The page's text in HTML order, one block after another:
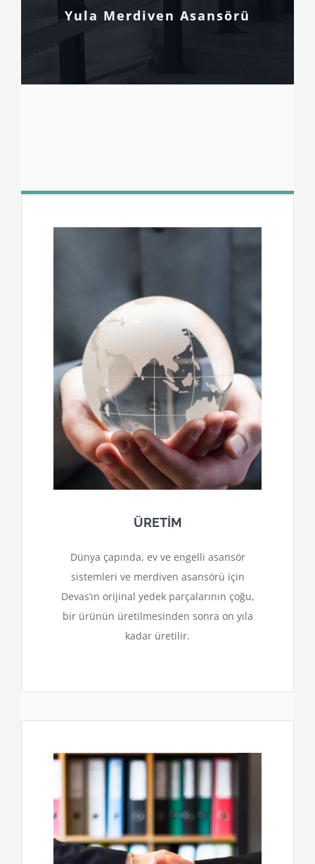
Yula Merdiven Asansörü
ÜRETİM
Dünya çapında, ev ve engelli asansör
sistemleri ve merdiven asansörü için
Devas’ın orijinal yedek parçalarının çoğu,
bir ürünün üretilmesinden sonra on yıla
kadar üretilir.